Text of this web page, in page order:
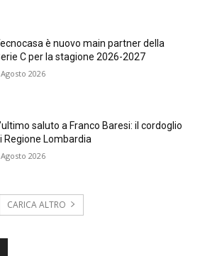
è nuovo main partner della
C per la stagione 2026-2027
2026
saluto a Franco Baresi: il cordoglio
Regione Lombardia
2026
CARICA ALTRO